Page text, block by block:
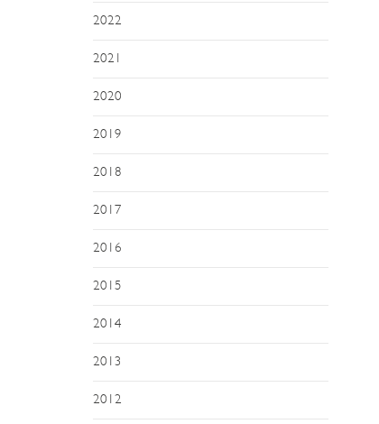
2022
2021
2020
2019
2018
2017
2016
2015
2014
2013
2012